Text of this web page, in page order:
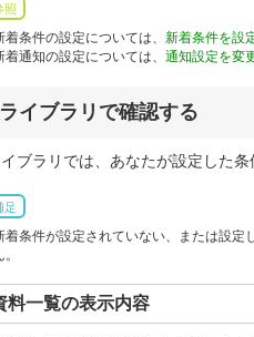
照
着条件の設定については、新着条件を設
着通知の設定については、通知設定を変
イブラリで確認する
ブラリでは、あなたが設定した
足
着条件が設定されていない、または設定
。
料一覧の表示内容